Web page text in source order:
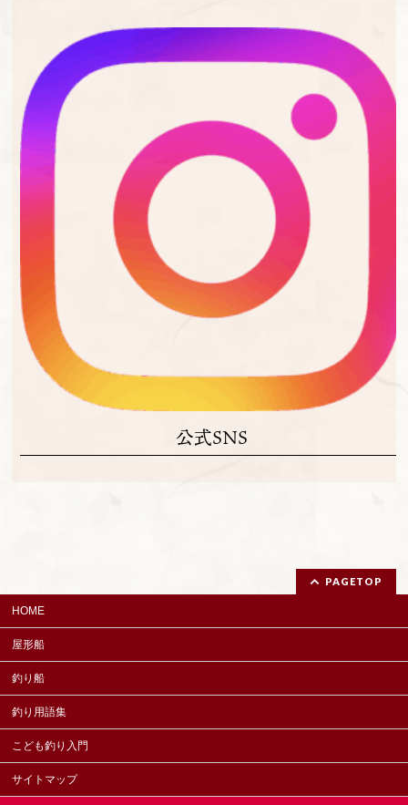
公式SNS
PAGETOP
HOME
屋形船
釣り船
釣り用語集
こども釣り入門
サイトマップ